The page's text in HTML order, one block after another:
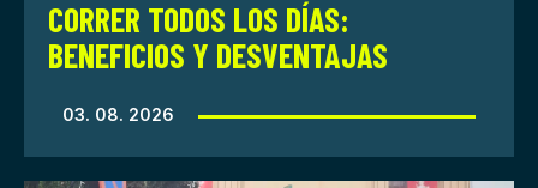
CORRER TODOS LOS DÍAS:
BENEFICIOS Y DESVENTAJAS
03. 08. 2026